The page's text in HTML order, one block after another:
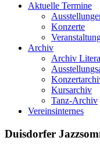
Aktuelle Termine
Konzerte
Archiv
Archiv
Kursarchiv
Tanz-Archiv
Vereinsinternes
Duisdorfer